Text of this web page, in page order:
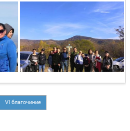
VI благочиние